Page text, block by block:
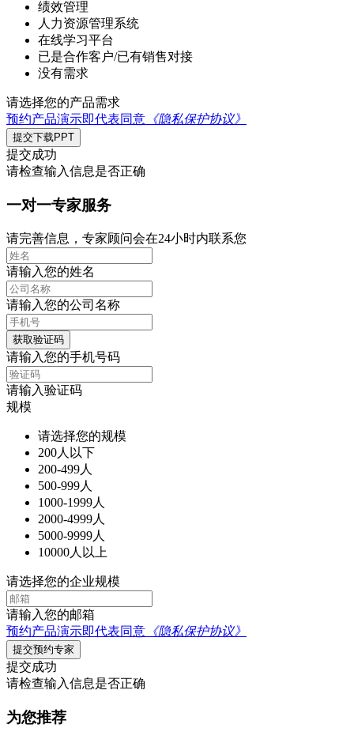
绩效管理
人力资源管理系统
在线学习平台
已是合作客户/已有销售对接
没有需求
请选择您的产品需求
预约产品演示即代表同意 《隐私保护协议》
提交下载PPT
提交成功
请检查输入信息是否正确
一对一专家服务
请完善信息，专家顾问会在24小时内联系您
请输入您的姓名
请输入您的公司名称
获取验证码
请输入您的手机号码
请输入验证码
规模
请选择您的规模
200人以下
200-499人
500-999人
1000-1999人
2000-4999人
5000-9999人
10000人以上
请选择您的企业规模
请输入您的邮箱
预约产品演示即代表同意 《隐私保护协议》
提交预约专家
提交成功
请检查输入信息是否正确
为您推荐